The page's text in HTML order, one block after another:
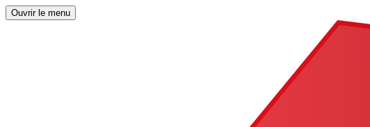
Ouvrir le menu